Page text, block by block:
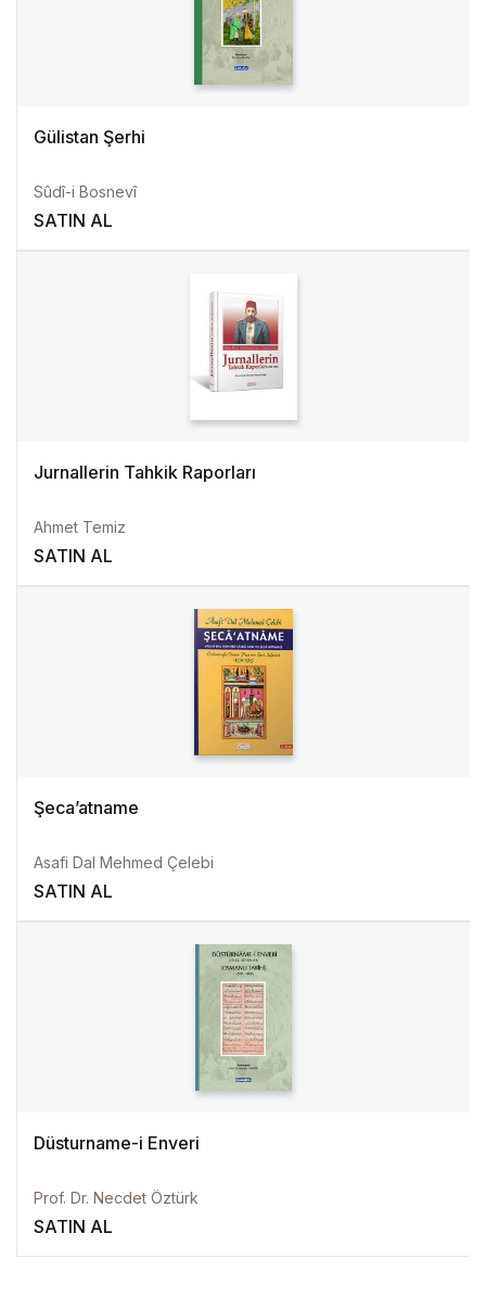
Gülistan Şerhi
Sûdî-i Bosnevî
SATIN AL
Jurnallerin Tahkik Raporları
Ahmet Temiz
SATIN AL
Şeca’atname
Asafi Dal Mehmed Çelebi
SATIN AL
Düsturname-i Enveri
Prof. Dr. Necdet Öztürk
SATIN AL